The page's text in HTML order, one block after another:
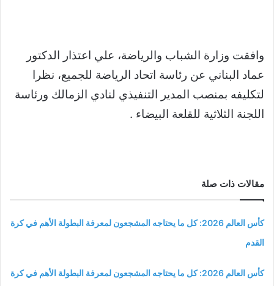
وافقت وزارة الشباب والرياضة، علي اعتذار الدكتور
عماد البناني عن رئاسة اتحاد الرياضة للجميع، نظرا
لتكليفه بمنصب المدير التنفيذي لنادي الزمالك ورئاسة
اللجنة الثلاثية للقلعة البيضاء .
مقالات ذات صلة
كأس العالم 2026: كل ما يحتاجه المشجعون لمعرفة البطولة الأهم في كرة
القدم
كأس العالم 2026: كل ما يحتاجه المشجعون لمعرفة البطولة الأهم في كرة